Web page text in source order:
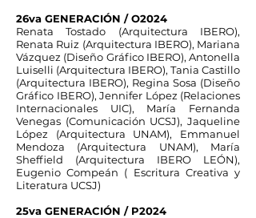
26va GENERACIÓN / O2024
Renata Tostado (Arquitectura IBERO),
Renata Ruiz (Arquitectura IBERO), Mariana
Vázquez (Diseño Gráfico IBERO), Antonella
Luiselli (Arquitectura IBERO), Tania Castillo
(Arquitectura IBERO), Regina Sosa (Diseño
Gráfico IBERO), Jennifer López (Relaciones
Internacionales UIC), María Fernanda
Venegas (Comunicación UCSJ), Jaqueline
López (Arquitectura UNAM), Emmanuel
Mendoza (Arquitectura UNAM), María
Sheffield (Arquitectura IBERO LEÓN),
Eugenio Compeán ( Escritura Creativa y
Literatura UCSJ)
25va GENERACIÓN / P2024